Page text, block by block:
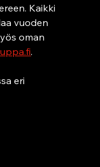
Kaikki
vuoden
oman
.
eri